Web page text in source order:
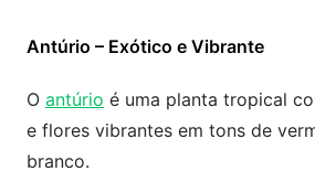
Antúrio – Exótico e Vibrante
O antúrio é uma planta tropical
e flores vibrantes em tons de
branco.